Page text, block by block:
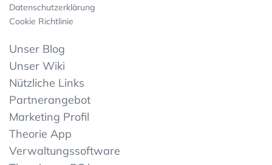
Datenschutzerklärung
Cookie Richtlinie
Unser Blog
Unser Wiki
Nützliche Links
Partnerangebot
Marketing Profil
Theorie App
Verwaltungssoftware